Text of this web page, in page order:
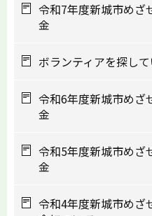
令和7年度新城市めざ
金
ボランティアを探し
令和6年度新城市めざ
金
令和5年度新城市めざ
金
令和4年度新城市めざ